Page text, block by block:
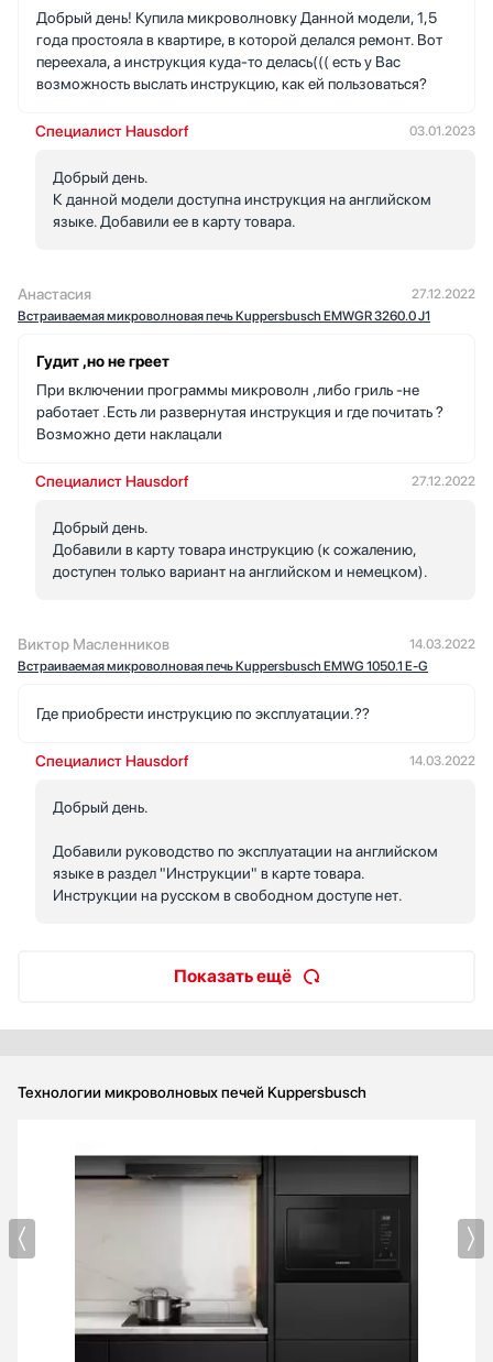
Добрый день! Купила микроволновку Данной модели, 1,5
года простояла в квартире, в которой делался ремонт. Вот
переехала, а инструкция куда-то делась((( есть у Вас
возможность выслать инструкцию, как ей пользоваться?
Специалист Hausdorf 03.01.2023
Добрый день.
К данной модели доступна инструкция на английском
языке. Добавили ее в карту товара.
Анастасия
Встраиваемая микроволновая печь Kuppersbusch EMWGR 3260.0 J1
27.12.2022
Гудит ,но не греет
При включении программы микроволн ,либо гриль -не
работает .Есть ли развернутая инструкция и где почитать ?
Возможно дети наклацали
Специалист Hausdorf 27.12.2022
Добрый день.
Добавили в карту товара инструкцию (к сожалению,
доступен только вариант на английском и немецком).
Виктор Масленников
Встраиваемая микроволновая печь Kuppersbusch EMWG 1050.1 E-G
14.03.2022
Где приобрести инструкцию по эксплуатации.??
Специалист Hausdorf 14.03.2022
Добрый день.
Добавили руководство по эксплуатации на английском
языке в раздел "Инструкции" в карте товара.
Инструкции на русском в свободном доступе нет.
Показать ещё
Технологии микроволновых печей Kuppersbusch